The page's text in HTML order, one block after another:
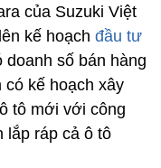
của Suzuki Việt
kế hoạch đầu tư
doanh số bán hàng
có kế hoạch xây
tô mới với công
lắp ráp cả ô tô